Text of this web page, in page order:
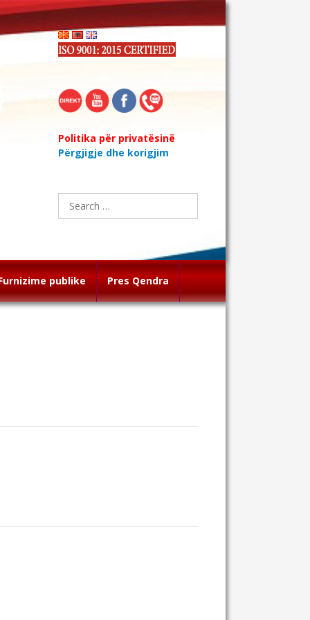
Politika për privatësinë
Përgjigje dhe korigjim
Search
for:
publike Pres Qendra